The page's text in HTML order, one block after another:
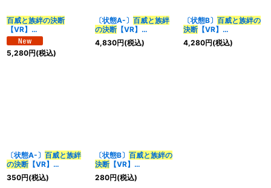
百威と族絆の決断
【VR】
{25EX3SP5/SP6}
《多》
5,280円(税込)
〔状態A-〕 百威と族絆
の決断【VR】
{25EX3SP5/SP6}
《多》
4,830円(税込)
〔状態B〕 百威と族絆の
決断【VR】
{25EX3SP5/SP6}
《多》
4,280円(税込)
〔状態A-〕 百威と族絆
の決断 【VR】
{24RP1TR11/TR11}
《多》
350円(税込)
〔状態B〕 百威と族絆の
決断【VR】
{24RP1TR11/TR11}
《多》
280円(税込)